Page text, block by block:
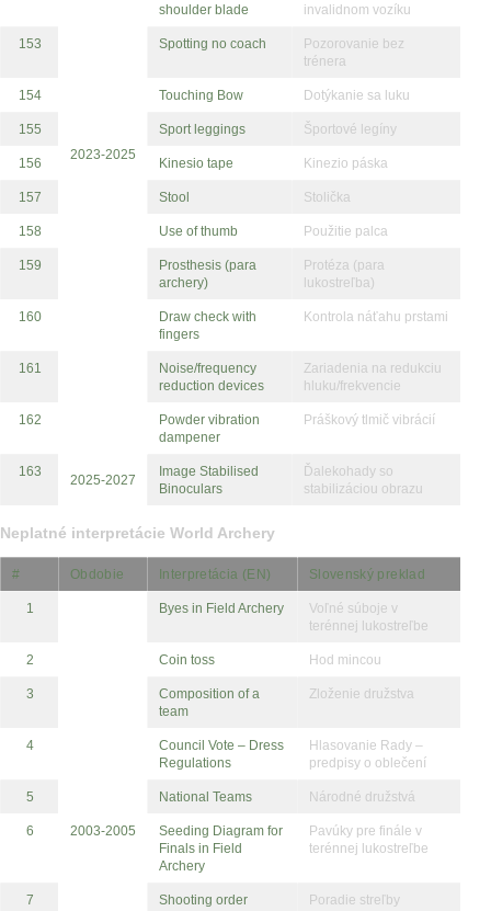
2023-2025
shoulder blade
invalidnom vozíku
153 Spotting no coach
Pozorovanie bez
trénera
154 Touching Bow Dotýkanie sa luku
155 Sport leggings Športové legíny
156 Kinesio tape Kinezio páska
157 Stool Stolička
158 Use of thumb Použitie palca
159
Prosthesis (para
archery)
Protéza (para
lukostreľba)
160
Draw check with
fingers
Kontrola náťahu prstami
161
Noise/frequency
reduction devices
Zariadenia na redukciu
hluku/frekvencie
162
Powder vibration
dampener
Práškový tlmič vibrácií
163
2025-2027
Image Stabilised
Binoculars
Ďalekohady so
stabilizáciou obrazu
Neplatné interpretácie World Archery
# Obdobie Interpretácia (EN) Slovenský preklad
1
2003-2005
Byes in Field Archery
Voľné súboje v
terénnej lukostreľbe
2 Coin toss Hod mincou
3
Composition of a
team
Zloženie družstva
4
Council Vote – Dress
Regulations
Hlasovanie Rady –
predpisy o oblečení
5 National Teams Národné družstvá
6
Seeding Diagram for
Finals in Field
Archery
Pavúky pre finále v
terénnej lukostreľbe
7 Shooting order Poradie streľby